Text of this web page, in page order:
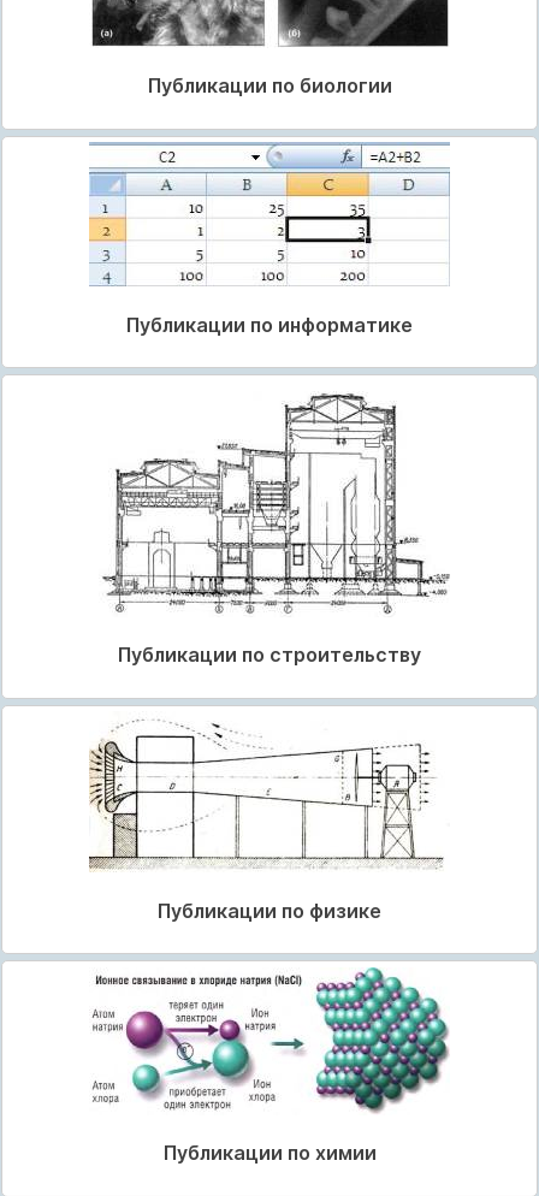
Публикации по биологии
Публикации по информатике
Публикации по строительству
Публикации по физике
Публикации по химии